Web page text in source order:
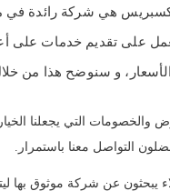
هي شركة رائدة في
على تقديم خدمات على
و سنوضح هذا من
والخصومات التي يجعلنا
التواصل معنا باستمرار.
يبحثون عن شركة موثوق بها